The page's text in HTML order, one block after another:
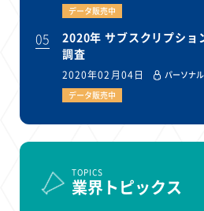
データ販売中
05
2020年 サブスクリプショ
調査
2020年02月04日 パーソナ
データ販売中
TOPICS
業界トピックス